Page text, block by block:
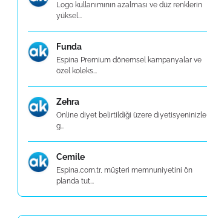
Logo kullanımının azalması ve düz renklerin
yüksel...
Funda
Espina Premium dönemsel kampanyalar ve
özel koleks...
Zehra
Online diyet belirtildiği üzere diyetisyeninizle
g...
Cemile
Espina.com.tr, müşteri memnuniyetini ön
planda tut...